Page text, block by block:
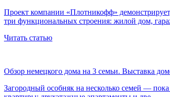
Проект компании «Плотникофф»
три функциональных строения: жилой дом,
Читать статью
Обзор немецкого дома на 3 семьи. Выставка
Загородный особняк на несколько семей —